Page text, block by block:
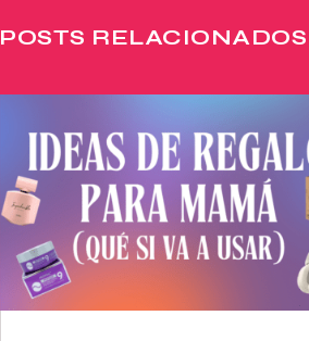
POSTS RELACIONADOS